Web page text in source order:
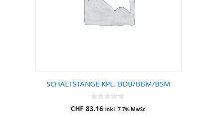
SCHALTSTANGE KPL. BDB/BBM/BSM
0
o
CHF 83.16 inkl. 7.7% MwSt.